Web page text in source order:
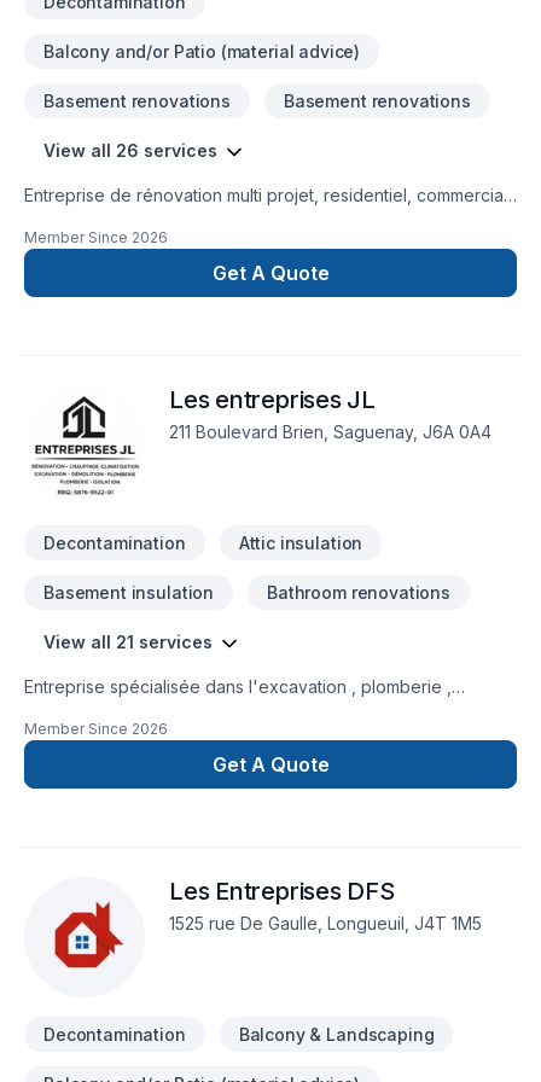
Balcony and/or Patio (material advice)
Basement renovations Basement renovations
View all 26 services
Entreprise de rénovation multi projet, residentiel, commercial.
dynamique.
Member Since 2026
Get A Quote
Les entreprises JL
211 Boulevard Brien, Saguenay, J6A 0A4
Decontamination Attic insulation
Basement insulation Bathroom renovations
View all 21 services
Entreprise spécialisée dans l'excavation , plomberie ,
après-sinistre
Member Since 2026
Get A Quote
Les Entreprises DFS
1525 rue De Gaulle, Longueuil, J4T 1M5
Decontamination Balcony & Landscaping